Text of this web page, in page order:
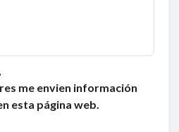
me envien información
esta página web.